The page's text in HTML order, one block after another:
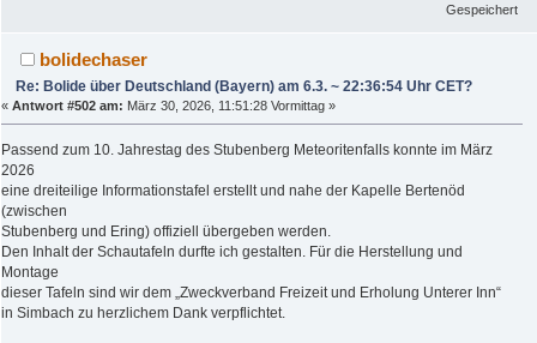
Gespeichert
bolidechaser
Re: Bolide über Deutschland (Bayern) am 6.3. ~ 22:36:54 Uhr CET?
« Antwort #502 am: März 30, 2026, 11:51:28 Vormittag »
Passend zum 10. Jahrestag des Stubenberg Meteoritenfalls konnte im März
2026
eine dreiteilige Informationstafel erstellt und nahe der Kapelle Bertenöd
(zwischen
Stubenberg und Ering) offiziell übergeben werden.
Den Inhalt der Schautafeln durfte ich gestalten. Für die Herstellung und
Montage
dieser Tafeln sind wir dem „Zweckverband Freizeit und Erholung Unterer Inn“
in Simbach zu herzlichem Dank verpflichtet.